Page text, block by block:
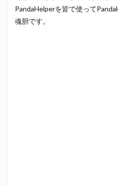
PandaHelperを皆で使って
魂胆です。